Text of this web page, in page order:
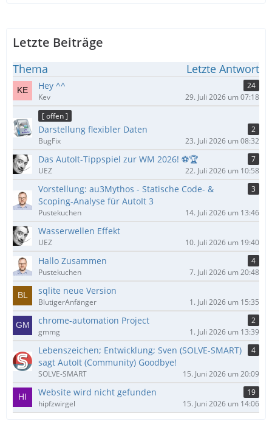
Letzte Beiträge
Thema Letzte Antwort
Hey ^^
24
Kev
29. Juli 2026 um 07:18
[ offen ]
Darstellung flexibler Daten
2
BugFix
23. Juli 2026 um 08:32
Das AutoIt-Tippspiel zur WM 2026! ⚽🏆
7
UEZ
22. Juli 2026 um 10:58
Vorstellung: au3Mythos - Statische Code- &
Scoping-Analyse für AutoIt 3
3
Pustekuchen 14. Juli 2026 um 13:46
Wasserwellen Effekt
UEZ 10. Juli 2026 um 19:40
Hallo Zusammen
4
Pustekuchen
7. Juli 2026 um 20:48
sqlite neue Version
BlutigerAnfänger 1. Juli 2026 um 15:35
chrome-automation Project
2
gmmg
1. Juli 2026 um 13:39
Lebenszeichen; Entwicklung; Sven (SOLVE-SMART)
sagt AutoIt (Community) Goodbye!
4
SOLVE-SMART 15. Juni 2026 um 20:09
Website wird nicht gefunden
19
hipfzwirgel
15. Juni 2026 um 14:06